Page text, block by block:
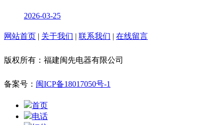
2026-03-25
网站首页 | 关于我们 | 联系我们 | 在线留言
版权所有：福建闽先电器有限公司
备案号： 闽ICP备18017050号-1
首页
电话